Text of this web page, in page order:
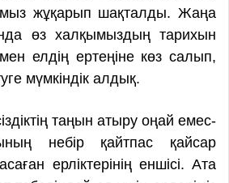
жұқарып шақталды. Жаңа
өз халқымыздың тарихын
елдің ертеңіне көз салып,
мүмкіндік алдық.
таңын атыру оңай емес-
небір қайтпас қайсар
ерліктерінің еншісі. Ата